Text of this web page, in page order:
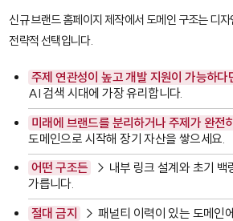
신규 브랜드 홈페이지 제작에서 도메인 구조는 디
전략적 선택입니다.
주제 연관성이 높고 개발 지원이 가능하다
AI 검색 시대에 가장 유리합니다.
미래에 브랜드를 분리하거나 주제가 완전
도메인으로 시작해 장기 자산을 쌓으세요.
어떤 구조든
→ 내부 링크 설계와 초기 백
가릅니다.
절대 금지
→ 패널티 이력이 있는 도메인